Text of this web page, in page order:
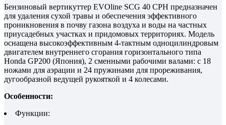
Бензиновый вертикуттер EVOline SCG 40 CPH предназначен
для удаления сухой травы и обеспечения эффективного
проникновения в почву газона воздуха и воды на частных
приусадебных участках и придомовых территориях. Модель
оcнащена высокоэффективным 4-тактным одноцилиндровым
двигателем внутреннего сгорания горизонтального типа
Honda GP200 (Япония), 2 сменными рабочими валами: с 18
ножами для аэрации и 24 пружинами для прореживания,
дугообразной ведущей рукояткой и 4 колесами.
Особенности:
Функции: